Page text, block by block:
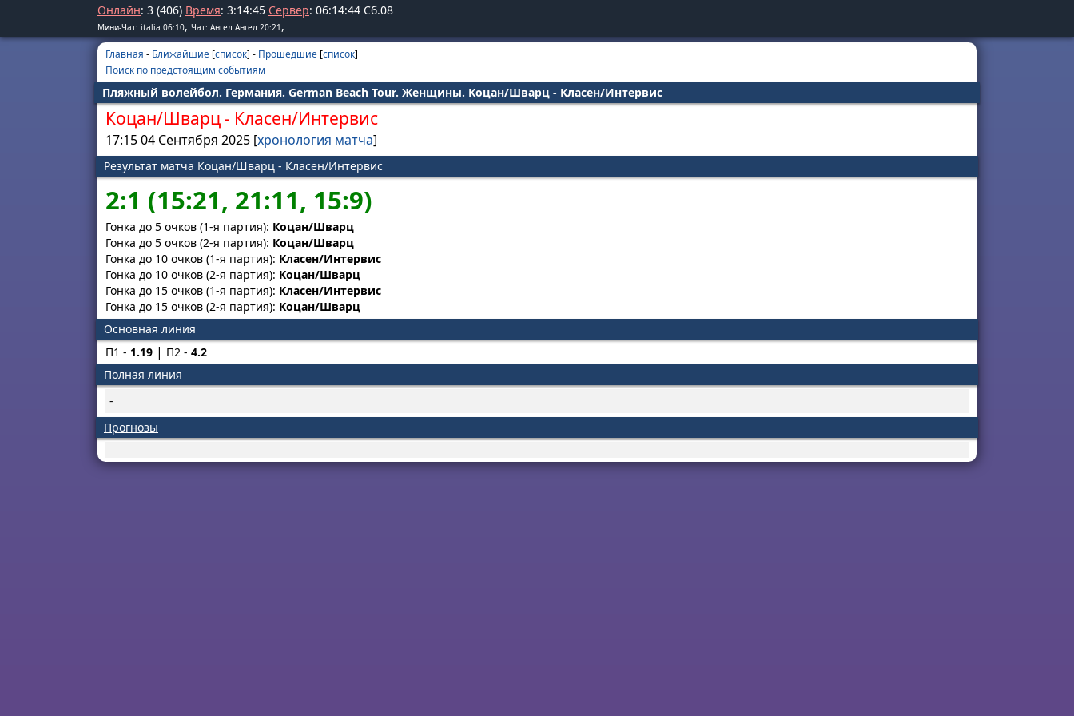
Онлайн: 3 (406) Время: 3:14:45 Сервер: 06:14:44 Сб.08
Мини-Чат: italia 06:10, Чат: Ангел Ангел 20:21 ,
Главная - Ближайшие [список] - Прошедшие [список]
Поиск по предстоящим событиям
Пляжный волейбол. Германия. German Beach Tour. Женщины. Коцан/Шварц - Класен/Интервис
Коцан/Шварц- Класен/Интервис
17:15 04 Сентября 2025 [хронология матча]
Результат матча Коцан/Шварц - Класен/Интервис
2:1 (15:21, 21:11, 15:9)
Гонка до 5 очков (1-я партия): Коцан/Шварц
Гонка до 5 очков (2-я партия): Коцан/Шварц
Гонка до 10 очков (1-я партия): Класен/Интервис
Гонка до 10 очков (2-я партия): Коцан/Шварц
Гонка до 15 очков (1-я партия): Класен/Интервис
Гонка до 15 очков (2-я партия): Коцан/Шварц
Основная линия
П1 - 1.19 П2 - 4.2
Полная линия
-
Прогнозы